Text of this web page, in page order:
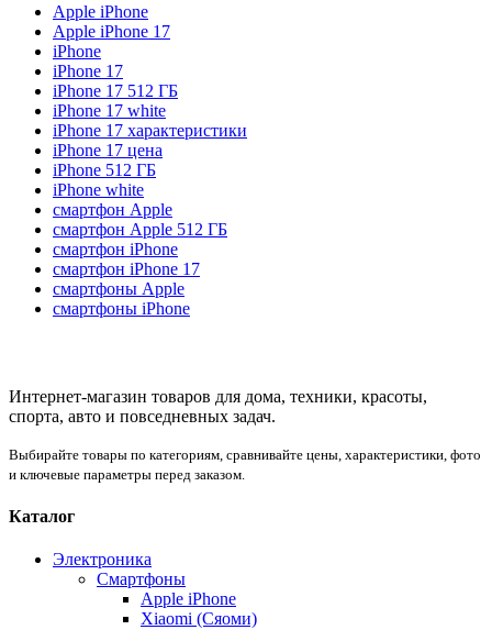
Apple iPhone
Apple iPhone 17
iPhone
iPhone 17
iPhone 17 512 ГБ
iPhone 17 white
iPhone 17 характеристики
iPhone 17 цена
iPhone 512 ГБ
iPhone white
смартфон Apple
смартфон Apple 512 ГБ
смартфон iPhone
смартфон iPhone 17
смартфоны Apple
смартфоны iPhone
Интернет-магазин товаров для дома, техники, красоты,
спорта, авто и повседневных задач.
Выбирайте товары по категориям, сравнивайте цены, характеристики, фото
и ключевые параметры перед заказом.
Каталог
Электроника
Смартфоны
Apple iPhone
Xiaomi (Сяоми)